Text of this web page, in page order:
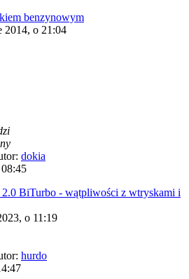
benzynowym
2014, o 21:04
dokia
BiTurbo - wątpliwości z wtryskami i
o 11:19
hurdo